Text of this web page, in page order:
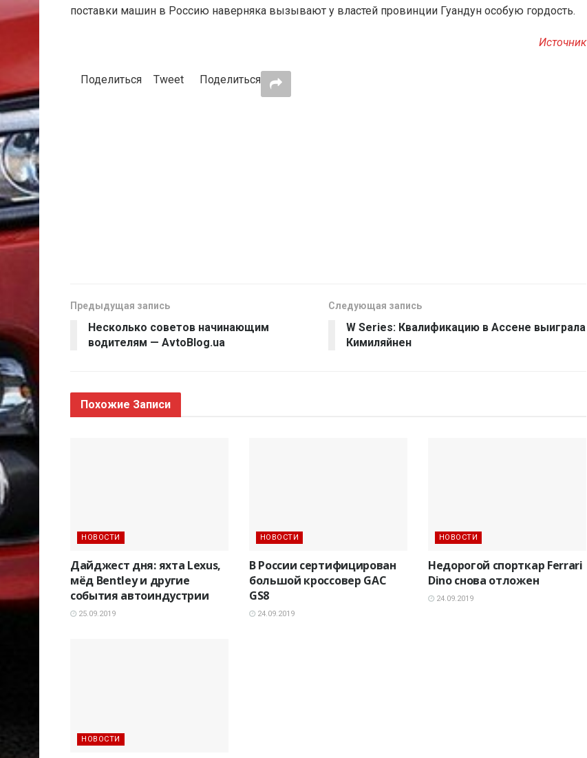
поставки машин в Россию наверняка вызывают у властей провинции Гуандун особую гордость.
Источник
Поделиться Tweet Поделиться
Предыдущая запись
Несколько советов начинающим
водителям — AvtoBlog.ua
Следующая запись
W Series: Квалификацию в Ассене выиграла
Кимиляйнен
Похожие Записи
НОВОСТИ
Дайджест дня: яхта Lexus,
мёд Bentley и другие
события автоиндустрии
25.09.2019
НОВОСТИ
В России сертифицирован
большой кроссовер GAC
GS8
24.09.2019
НОВОСТИ
Недорогой спорткар Ferrari
Dino снова отложен
24.09.2019
НОВОСТИ